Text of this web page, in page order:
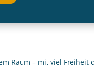
Raum – mit viel